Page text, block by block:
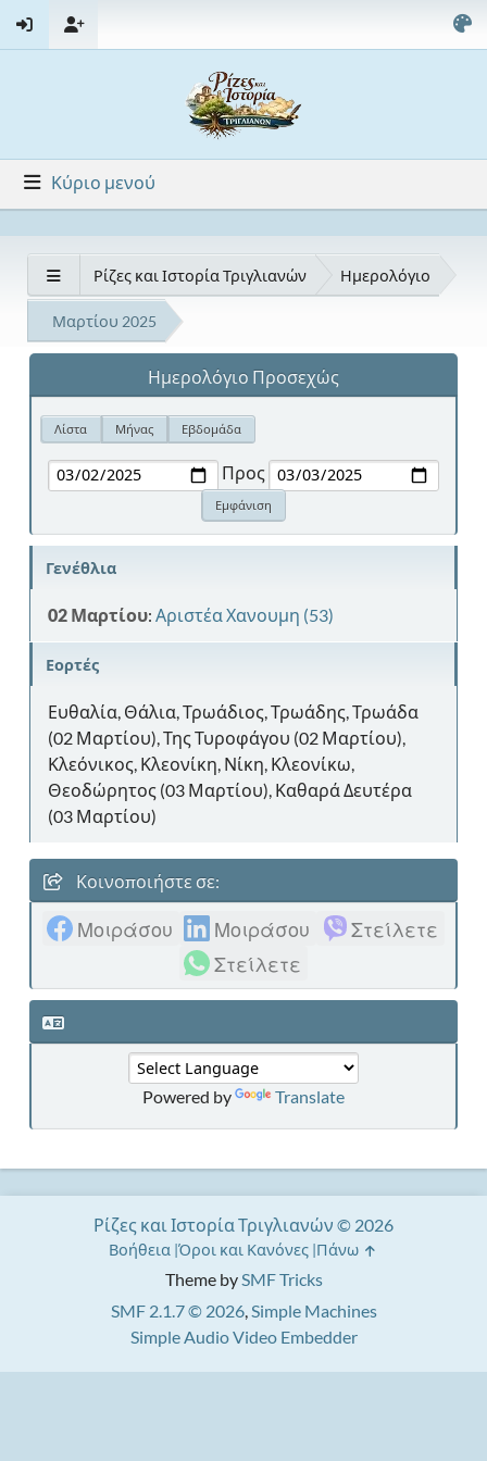
Κύριο μενού
Ρίζες και Ιστορία Τριγλιανών Ημερολόγιο
Μαρτίου 2025
Ημερολόγιο Προσεχώς
Λίστα Μήνας Εβδομάδα
Προς
Γενέθλια
02 Μαρτίου: Αριστέα Χανουμη (53)
Εορτές
Ευθαλία, Θάλια, Τρωάδιος, Τρωάδης, Τρωάδα
(02 Μαρτίου), Της Τυροφάγου (02 Μαρτίου),
Κλεόνικος, Κλεονίκη, Νίκη, Κλεονίκω,
Θεοδώρητος (03 Μαρτίου), Καθαρά Δευτέρα
(03 Μαρτίου)
Κοινοποιήστε σε:
Μοιράσου Μοιράσου
Στείλετε
Στείλετε
Powered by Translate
Theme bySMF Tricks
SMF 2.1.7 © 2026,Simple Machines
Simple Audio Video Embedder
Ρίζες και Ιστορία Τριγλιανών © 2026
Βοήθεια Όροι και Κανόνες Πάνω